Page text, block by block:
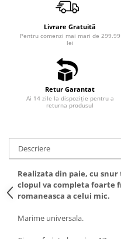
Livrare Gratuită
Pentru comenzi mai mari de 299.99
lei
Retur Garantat
Ai 14 zile la dispoziție pentru a
returna produsul
Descriere
Realizata din paie, cu
clopul va completa foarte
romaneasca a celui mic.
Marime universala.